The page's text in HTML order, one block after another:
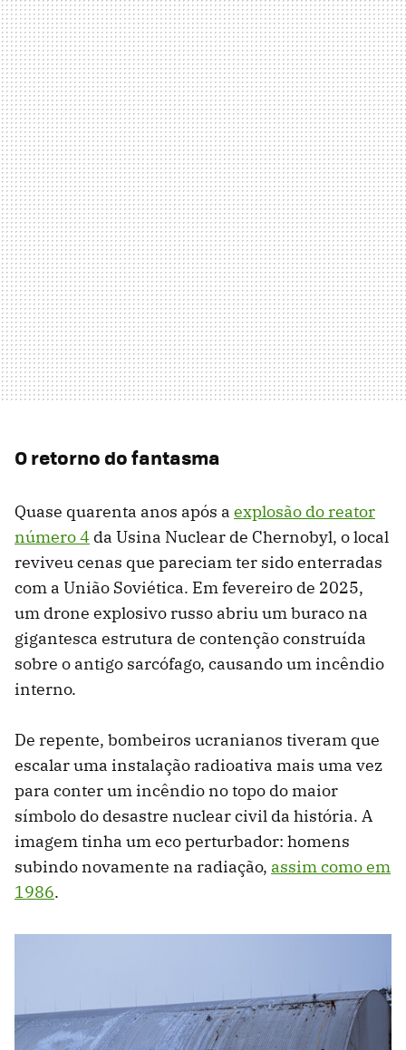
O retorno do fantasma
Quase quarenta anos após a explosão do reator
número 4 da Usina Nuclear de Chernobyl, o local
reviveu cenas que pareciam ter sido enterradas
com a União Soviética. Em fevereiro de 2025,
um drone explosivo russo abriu um buraco na
gigantesca estrutura de contenção construída
sobre o antigo sarcófago, causando um incêndio
interno.
De repente, bombeiros ucranianos tiveram que
escalar uma instalação radioativa mais uma vez
para conter um incêndio no topo do maior
símbolo do desastre nuclear civil da história. A
imagem tinha um eco perturbador: homens
subindo novamente na radiação, assim como em
1986.